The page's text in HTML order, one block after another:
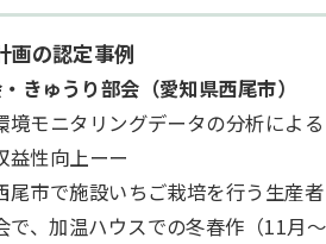
画の認定事例
きゅうり部会（愛知県西尾市）
境モニタリングデータの分析による
益性向上ーー
尾市で施設いちご栽培を行う生産者
で、加温ハウスでの冬春作（11月～